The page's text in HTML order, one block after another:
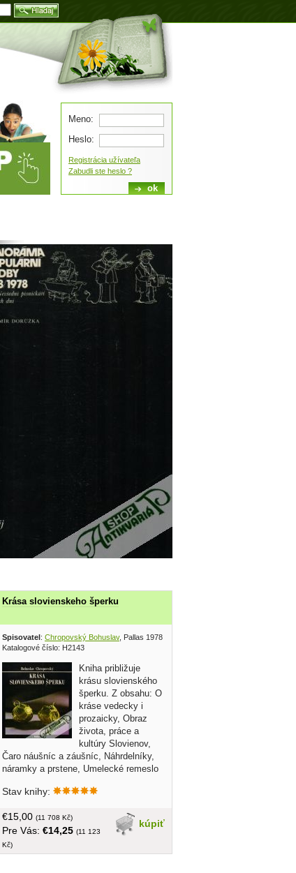
Krása slovienskeho šperku
Spisovatel: Chropovský Bohuslav, Pallas 1978
Katalogové číslo: H2143
Kniha približuje
krásu slovienského
šperku. Z obsahu: O
kráse vedecky i
prozaicky, Obraz
života, práce a
kultúry Slovienov,
Čaro náušníc a záušníc, Náhrdelníky,
náramky a prstene, Umelecké remeslo
slávy v umeleckom podaní, atd... tvrdá
36 čb a 33 farebných, náklad: 6000 ks
Stav knihy:
kúpiť
€15,00 (11 708 Kč)
Pre Vás: €14,25 (11 123
Kč)
Meno:
Heslo:
Registrácia užívateľa
Zabudli ste heslo ?